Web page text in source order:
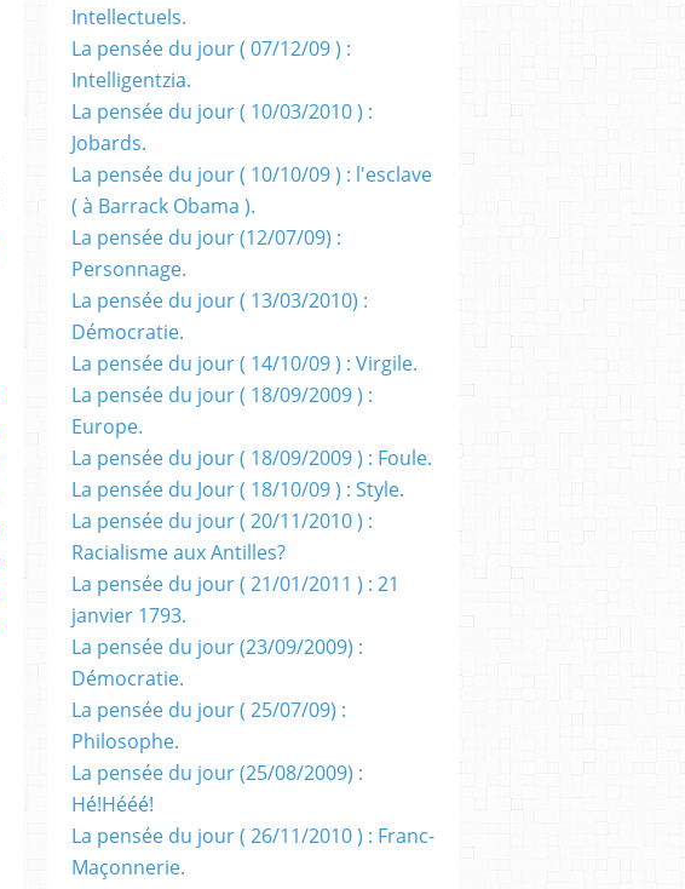
Intellectuels.
La pensée du jour ( 07/12/09 ) :
Intelligentzia.
La pensée du jour ( 10/03/2010 ) :
Jobards.
La pensée du jour ( 10/10/09 ) : l'esclave
( à Barrack Obama ).
La pensée du jour (12/07/09) :
Personnage.
La pensée du jour ( 13/03/2010) :
Démocratie.
La pensée du jour ( 14/10/09 ) : Virgile.
La pensée du jour ( 18/09/2009 ) :
Europe.
La pensée du jour ( 18/09/2009 ) : Foule.
La pensée du Jour ( 18/10/09 ) : Style.
La pensée du jour ( 20/11/2010 ) :
Racialisme aux Antilles?
La pensée du jour ( 21/01/2011 ) : 21
janvier 1793.
La pensée du jour (23/09/2009) :
Démocratie.
La pensée du jour ( 25/07/09) :
Philosophe.
La pensée du jour (25/08/2009) :
Hé!Hééé!
La pensée du jour ( 26/11/2010 ) : Franc-
Maçonnerie.